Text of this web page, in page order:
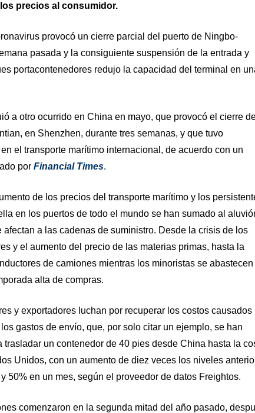
precios al consumidor.
provocó un cierre parcial del puerto de Ningbo-
pasada y la consiguiente suspensión de la entrada y
portacontenedores redujo la capacidad del terminal en
a otro ocurrido en China en mayo, que provocó el cierre
en Shenzhen, durante tres semanas, y que tuvo
el transporte marítimo internacional, de acuerdo con un
por Financial Times.
de los precios del transporte marítimo y los
en los puertos de todo el mundo se han sumado al
afectan a las cadenas de suministro. Desde la crisis de los
y el aumento del precio de las materias primas, hasta la
de camiones mientras los minoristas se abastecen
alta de compras.
y exportadores luchan por recuperar los costos causados
gastos de envío, que, por solo citar un ejemplo, se han
trasladar un contenedor de 40 pies desde China hasta la
Unidos, con un aumento de diez veces los niveles
50% en un mes, según el proveedor de datos Freightos.
comenzaron en la segunda mitad del año pasado,